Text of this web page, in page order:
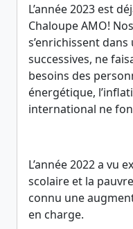
L’année 2023 est
Chaloupe AMO!
s’enrichissent
successives, ne
besoins des
énergétique,
international ne
L’année 2022 a vu
scolaire et la
connu une
en charge.